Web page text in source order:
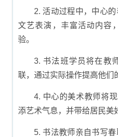
2. 活动过程中，中心
文艺表演，丰富活动内容
验。
3. 书法班学员将在教
联，通过实际操作提高他们
4. 中心的美术教师将
添艺术气息，并带给居民美
5. 书法教师亲自书写